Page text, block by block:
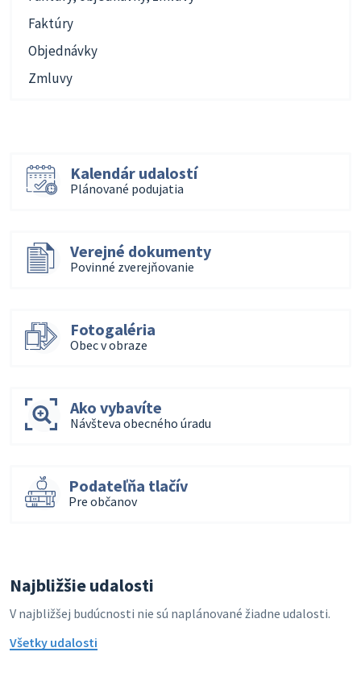
Faktúry
Objednávky
Zmluvy
Kalendár udalostí
Plánované podujatia
Verejné dokumenty
Povinné zverejňovanie
Fotogaléria
Obec v obraze
Ako vybavíte
Návšteva obecného úradu
Podateľňa tlačív
Pre občanov
Najbližšie udalosti
V najbližšej budúcnosti nie sú naplánované žiadne udalosti.
Všetky udalosti